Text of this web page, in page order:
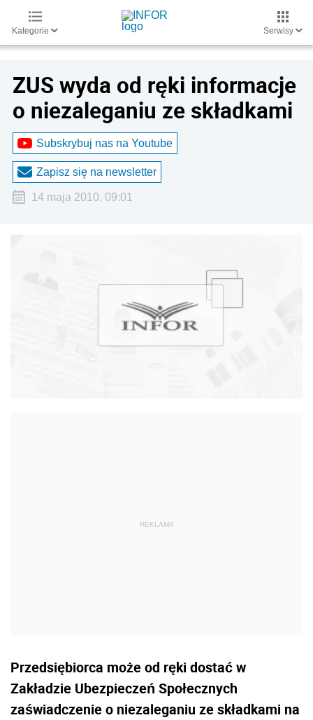
Kategorie Serwisy
ZUS wyda od ręki informacje
o niezaleganiu ze składkami
Subskrybuj nas na Youtube
Zapisz się na newsletter
14 maja 2010, 09:01
Przedsiębiorca może od ręki dostać w
Zakładzie Ubezpieczeń Społecznych
zaświadczenie o niezaleganiu ze składkami na